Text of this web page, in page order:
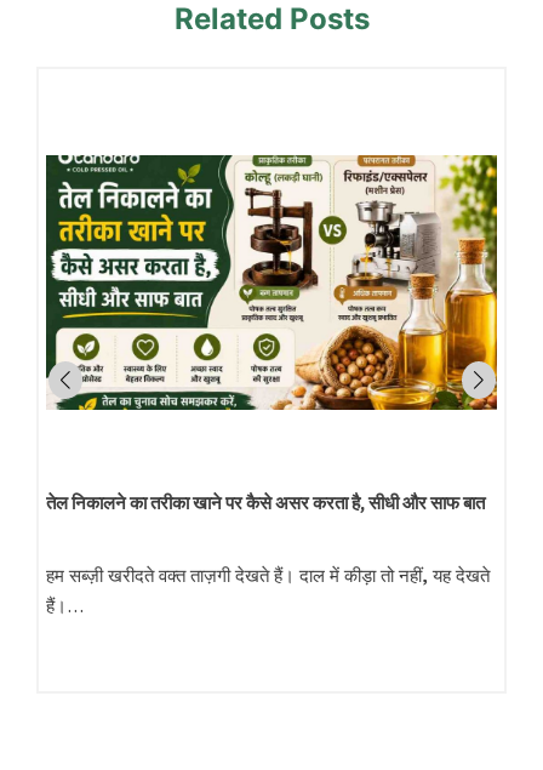
Related Posts
तेल निकालने का तरीका खाने पर कैसे असर करता है, सीधी और साफ बात
हम सब्ज़ी खरीदते वक्त ताज़गी देखते हैं। दाल में कीड़ा तो नहीं, यह देखते
हैं।…